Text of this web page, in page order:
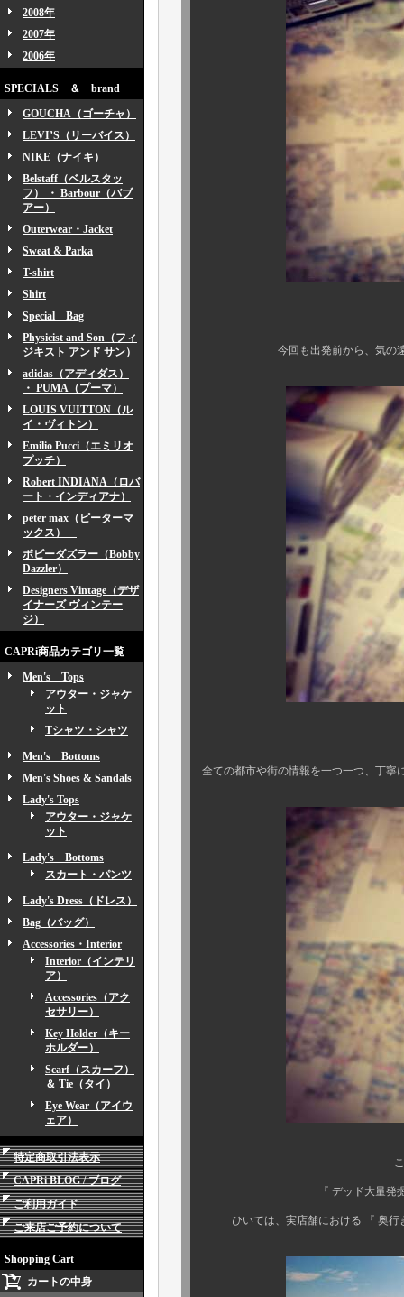
2008年
2007年
2006年
SPECIALS ＆ brand
GOUCHA（ゴーチャ）
LEVI’S（リーバイス）
NIKE（ナイキ）
Belstaff（ベルスタッ
フ） ・ Barbour（バブ
アー）
Outerwear・Jacket
Sweat & Parka
T-shirt
Shirt
Special Bag
Physicist and Son（フィ
ジキスト アンド サン）
adidas（アディダス）
・ PUMA（プーマ）
LOUIS VUITTON（ル
イ・ヴィトン）
Emilio Pucci（エミリオ
プッチ）
Robert INDIANA（ロバ
ート・インディアナ）
peter max（ピーターマ
ックス）
ボビーダズラー（Bobby
Dazzler）
Designers Vintage（デザ
イナーズ ヴィンテー
ジ）
CAPRi商品カテゴリ一覧
Men's Tops
アウター・ジャケ
ット
Tシャツ・シャツ
Men's Bottoms
Men's Shoes & Sandals
Lady's Tops
アウター・ジャケ
ット
Lady's Bottoms
スカート・パンツ
Lady's Dress（ドレス）
Bag（バッグ）
Accessories・Interior
Interior（インテリ
ア）
Accessories（アク
セサリー）
Key Holder（キー
ホルダー）
Scarf（スカーフ）
＆ Tie（タイ）
Eye Wear（アイウ
ェア）
特定商取引法表示
CAPRi BLOG / ブログ
ご利用ガイド
ご来店ご予約について
Shopping Cart
カートの中身
今回も出発前から、気の遠くな
全ての都市や街の情報を一つ一つ、丁寧
こうした地味な作
『 デッド大量発掘 』 や 『
ひいては、実店舗における 『 奥行き